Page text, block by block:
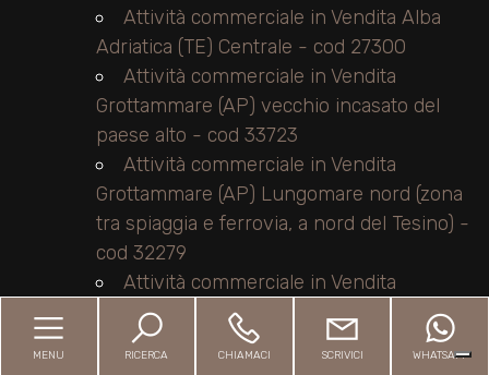
Attività commerciale in Vendita Alba
Adriatica (TE) Centrale - cod 27300
Attività commerciale in Vendita
Grottammare (AP) vecchio incasato del
paese alto - cod 33723
Attività commerciale in Vendita
Grottammare (AP) Lungomare nord (zona
tra spiaggia e ferrovia, a nord del Tesino) -
cod 32279
Attività commerciale in Vendita
Grottammare (AP) - cod 31216
Attività commerciale in Vendita
MENU RICERCA CHIAMACI SCRIVICI WHATSAPP